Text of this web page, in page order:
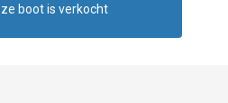
boot is verkocht